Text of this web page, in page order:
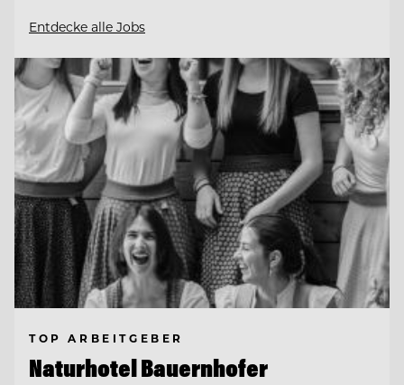
Entdecke alle Jobs
TOP ARBEITGEBER
Naturhotel Bauernhofer